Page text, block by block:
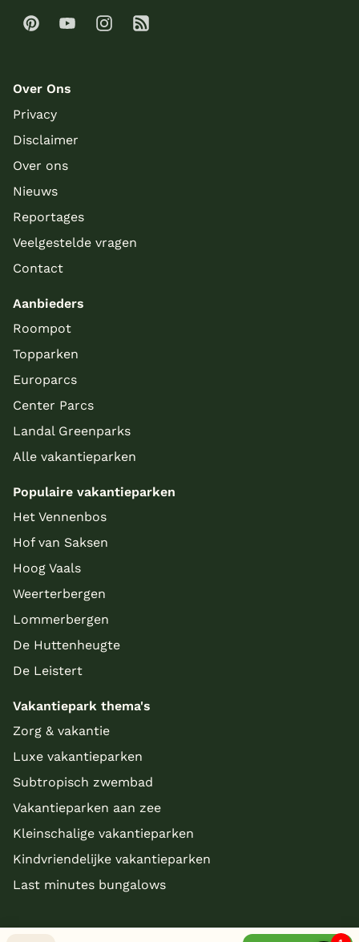
Over Ons
Privacy
Disclaimer
Over ons
Nieuws
Reportages
Veelgestelde vragen
Contact
Aanbieders
Roompot
Topparken
Europarcs
Center Parcs
Landal Greenparks
Alle vakantieparken
Populaire vakantieparken
Het Vennenbos
Hof van Saksen
Hoog Vaals
Weerterbergen
Lommerbergen
De Huttenheugte
De Leistert
Vakantiepark thema's
Zorg & vakantie
Luxe vakantieparken
Subtropisch zwembad
Vakantieparken aan zee
Kleinschalige vakantieparken
Kindvriendelijke vakantieparken
Last minutes bungalows